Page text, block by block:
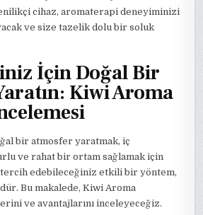
cihaz, aromaterapi deneyiminizi
ve size tazelik dolu bir soluk
İçin Doğal Bir
Kiwi Aroma
bir atmosfer yaratmak, iç
ve rahat bir ortam sağlamak için
tercih edebileceğiniz etkili bir yöntem,
Bu makalede, Kiwi Aroma
ve avantajlarını inceleyeceğiz.